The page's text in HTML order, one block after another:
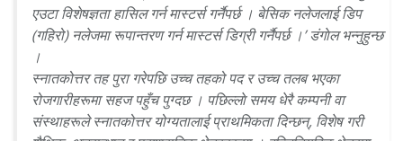
एउटा विशेषज्ञता हासिल गर्न मास्टर्स गर्नैपर्छ । बेसिक नलेजलाई डिप
(गहिरो) नलेजमा रूपान्तरण गर्न मास्टर्स डिग्री गर्नैपर्छ ।’ डंगाेल भन्नुहुन्छ
।
स्नातकोत्तर तह पुरा गरेपछि उच्च तहको पद र उच्च तलब भएका
रोजगारीहरूमा सहज पहुँच पुग्दछ । पछिल्लाे समय धेरै कम्पनी वा
संस्थाहरूले स्नातकोत्तर योग्यतालाई प्राथमिकता दिन्छन्, विशेष गरी